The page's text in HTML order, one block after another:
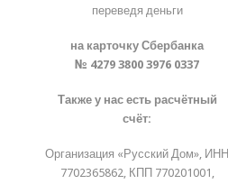
переведя деньги
на карточку Сбербанка
№ 4279 3800 3976 0337
Также у нас есть расчётный
счёт:
Организация «Русский Дом», ИНН
7702365862, КПП 770201001,